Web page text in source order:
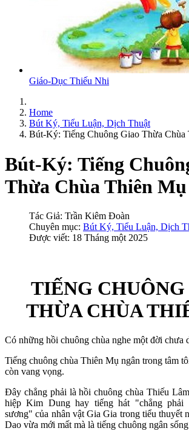
Giáo-Dục Thiếu Nhi
Home
Bút Ký, Tiểu Luận, Dịch Thuật
Bút-Ký: Tiếng Chuông Giao Thừa Chùa
Bút-Ký: Tiếng
Thừa Chùa Thiên Mụ
Tác Giả: Trần Kiêm Đoàn
Chuyên mục: Bút Ký, Tiểu Luận, Dịch
Được viết: 18 Tháng một 2025
TIẾNG
THỪA CHÙA
Có những hồi chuông chùa nghe một đời chưa
Tiếng chuông chùa Thiên Mụ ngân trong tâm
còn vang vọng.
Đây chẳng phải là hồi chuông chùa Thiếu
hiệp Kim Dung hay tiếng hát "chẳng phải
sương" của nhân vật Gia Gia trong tiểu thuyết
Dao vừa mới mất mà là tiếng chuông ngân